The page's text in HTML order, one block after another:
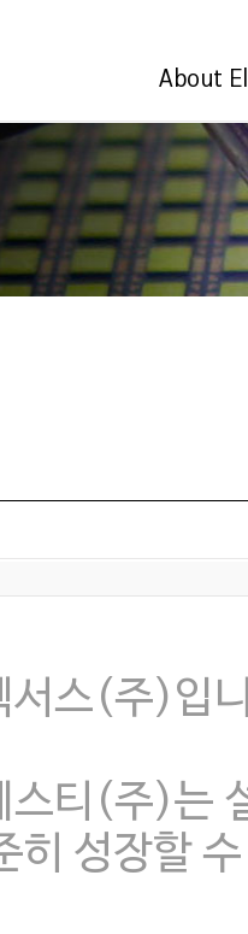
About
서스(주)입
스티(주)는
히 성장할